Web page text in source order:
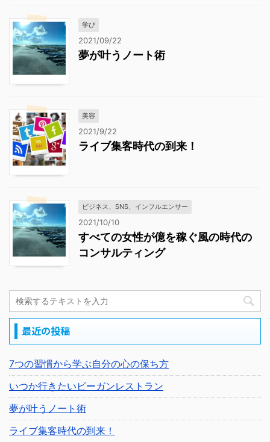
学び
2021/09/22
夢が叶うノート術
美容
2021/9/22
ライブ集客時代の到来！
ビジネス、SNS、インフルエンサー
2021/10/10
すべての女性が億を稼ぐ風の時代の
コンサルティング
最近の投稿
7つの習慣から学ぶ自分の心の保ち方
いつか行きたいビーガンレストラン
夢が叶うノート術
ライブ集客時代の到来！